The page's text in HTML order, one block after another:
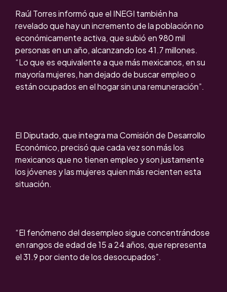
Raúl Torres informó que el INEGI también ha
revelado que hay un incremento de la población no
económicamente activa, que subió en 980 mil
personas en un año, alcanzando los 41.7 millones.
“Lo que es equivalente a que más mexicanos, en su
mayoría mujeres, han dejado de buscar empleo o
están ocupados en el hogar sin una remuneración”.
El Diputado, que integra ma Comisión de Desarrollo
Económico, precisó que cada vez son más los
mexicanos que no tienen empleo y son justamente
los jóvenes y las mujeres quien más recienten esta
situación.
“El fenómeno del desempleo sigue concentrándose
en rangos de edad de 15 a 24 años, que representa
el 31.9 por ciento de los desocupados”.